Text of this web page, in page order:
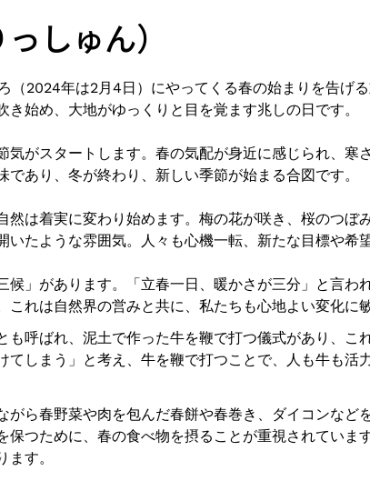
しゅん）
（2024年は2月4日）にやってくる春の始まりを告げ
き始め、大地がゆっくりと目を覚ます兆しの日です。
気がスタートします。春の気配が身近に感じられ、寒
であり、冬が終わり、新しい季節が始まる合図です。
然は着実に変わり始めます。梅の花が咲き、桜のつ
いたような雰囲気。人々も心機一転、新たな目標や希
候」があります。「立春一日、暖かさが三分」と言わ
これは自然界の営みと共に、私たちも心地よい変化に
も呼ばれ、泥土で作った牛を鞭で打つ儀式があり、
てしまう」と考え、牛を鞭で打つことで、人も牛も
がら春野菜や肉を包んだ春餅や春巻き、ダイコンな
保つために、春の食べ物を摂ることが重視されていま
す。